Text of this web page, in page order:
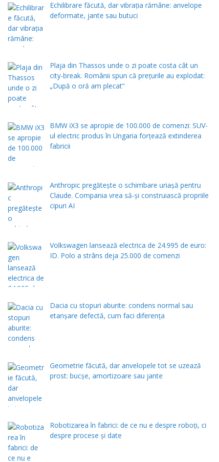
Echilibrare făcută, dar vibrația rămâne: anvelope
deformate, jante sau butuci
Plaja din Thassos unde o zi poate costa cât un
city-break. Românii spun că prețurile au explodat:
„După o oră am plecat”
BMW iX3 se apropie de 100.000 de comenzi: SUV-
ul electric produs în Ungaria forțează extinderea
fabricii
Anthropic pregătește o schimbare uriașă pentru
Claude. Compania vrea să-și construiască propriile
cipuri AI
Volkswagen lansează electrica de 24.995 de euro:
ID. Polo a strâns deja 25.000 de comenzi
Dacia cu stopuri aburite: condens normal sau
etanșare defectă, cum faci diferența
Geometrie făcută, dar anvelopele tot se uzează
prost: bucșe, amortizoare sau jante
Robotizarea în fabrici: de ce nu e despre roboți, ci
despre procese și date